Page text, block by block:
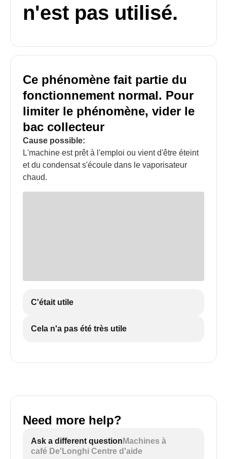
n'est pas utilisé.
Ce phénomène fait partie du
fonctionnement normal. Pour
limiter le phénomène, vider le
bac collecteur
Cause possible:
L'machine est prêt à l'emploi ou vient d'être éteint
et du condensat s'écoule dans le vaporisateur
chaud.
C'était utile
Cela n'a pas été très utile
Need more help?
Ask a different question Machines à
café De'Longhi Centre d'aide